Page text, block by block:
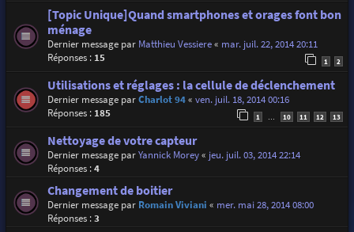
[Topic Unique]Quand smartphones et orages font bon
ménage
Dernier message par Matthieu Vessiere« mar. juil. 22, 2014 20:11
Réponses : 15 1 2
Utilisations et réglages : la cellule de déclenchement
Dernier message parCharlot 94« ven. juil. 18, 2014 00:16
Réponses : 185 1 … 10 11 12 13
Nettoyage de votre capteur
Dernier message parYannick Morey« jeu. juil. 03, 2014 22:14
Réponses :4
Changement de boitier
Dernier message par Romain Viviani « mer. mai 28, 2014 08:00
Réponses :3